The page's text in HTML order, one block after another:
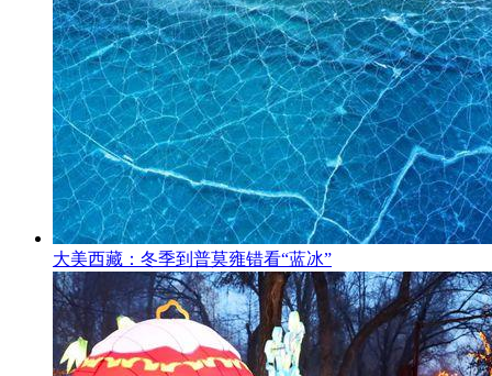
大美西藏：冬季到普莫雍错看“蓝冰”